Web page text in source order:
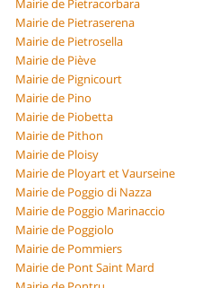
Mairie de Pietracorbara
Mairie de Pietraserena
Mairie de Pietrosella
Mairie de Piève
Mairie de Pignicourt
Mairie de Pino
Mairie de Piobetta
Mairie de Pithon
Mairie de Ploisy
Mairie de Ployart et Vaurseine
Mairie de Poggio di Nazza
Mairie de Poggio Marinaccio
Mairie de Poggiolo
Mairie de Pommiers
Mairie de Pont Saint Mard